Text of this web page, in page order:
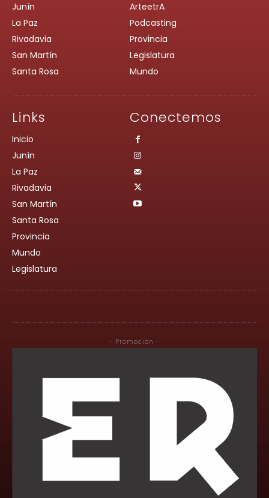
Junín
La Paz
Rivadavia
San Martín
Santa Rosa
ArteetrA
Podcasting
Provincia
Legislatura
Mundo
Links
Inicio
Junín
La Paz
Rivadavia
San Martín
Santa Rosa
Provincia
Mundo
Legislatura
Conectemos
- Promoción -